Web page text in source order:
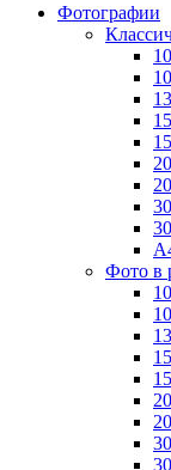
Фотографии
Фото в